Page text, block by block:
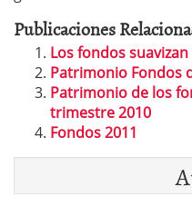
Publicaciones
Los fondos
Patrimonio Fondos
Patrimonio de los
trimestre 2010
Fondos 2011